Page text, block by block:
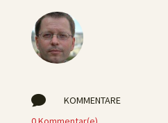

KOMMENTARE